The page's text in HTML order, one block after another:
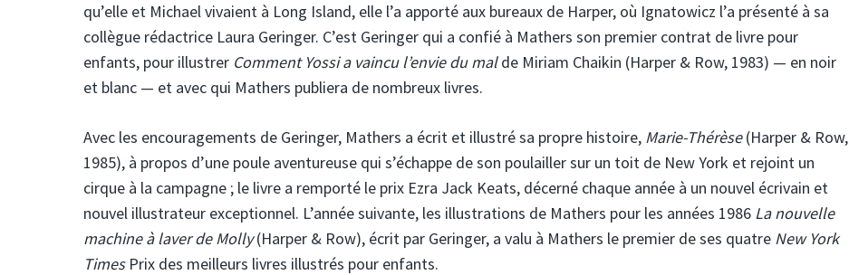
qu’elle et Michael vivaient à Long Island, elle l’a apporté aux bureaux de Harper, où Ignatowicz l’a présenté à sa
collègue rédactrice Laura Geringer. C’est Geringer qui a confié à Mathers son premier contrat de livre pour
enfants, pour illustrer Comment Yossi a vaincu l’envie du malde Miriam Chaikin (Harper & Row, 1983) — en noir
et blanc — et avec qui Mathers publiera de nombreux livres.
Avec les encouragements de Geringer, Mathers a écrit et illustré sa propre histoire, Marie-Thérèse(Harper & Row,
1985), à propos d’une poule aventureuse qui s’échappe de son poulailler sur un toit de New York et rejoint un
cirque à la campagne ; le livre a remporté le prix Ezra Jack Keats, décerné chaque année à un nouvel écrivain et
nouvel illustrateur exceptionnel. L’année suivante, les illustrations de Mathers pour les années 1986 La nouvelle
machine à laver de Molly(Harper & Row), écrit par Geringer, a valu à Mathers le premier de ses quatre New York
TimesPrix ​​des meilleurs livres illustrés pour enfants.